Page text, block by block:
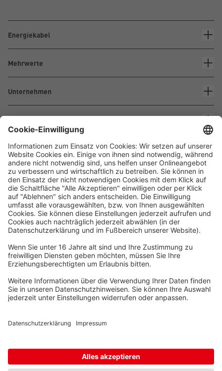
Energiekabel
Mehrwerte
Unternehmen
Waskönig+Walter
Kabel-Werk GmbH u. Co. KG
Ostermoorstraße 77
26683 Saterland
Fax +49 4498 88-900
info[att]waskoenig.de
Folgen Sie uns: